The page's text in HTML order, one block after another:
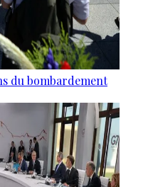
du bombardement